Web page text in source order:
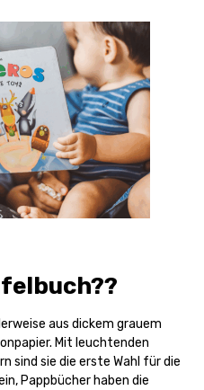
aus dickem grauem
Mit leuchtenden
sind sie die erste Wahl für die
Pappbücher haben die